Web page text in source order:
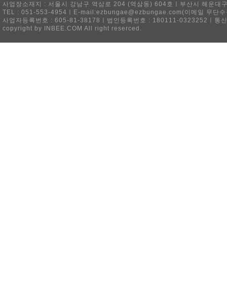
사업장소재지 : 서울시 강남구 역삼로 204 (역삼동) 604호ㅣ부산시 해운
TEL : 051-553-4954ㅣE-mail:ezbungae@ezbungae.com(이메일 무단수
사업자등록번호 : 605-81-38178ㅣ법인등록번호 : 180111-0323252ㅣ통
copyright by INBEE.COM All right reserced.